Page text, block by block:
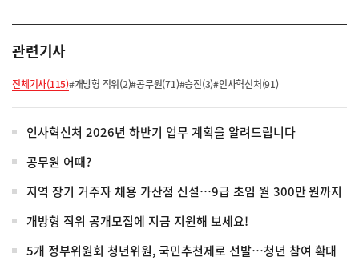
관련기사
전체기사(115)#개방형 직위(2)#공무원(71)#승진(3)#인사혁신처(91)
인사혁신처 2026년 하반기 업무 계획을 알려드립니다
공무원 어때?
지역 장기 거주자 채용 가산점 신설…9급 초임 월 300만 원까지
개방형 직위 공개모집에 지금 지원해 보세요!
5개 정부위원회 청년위원, 국민추천제로 선발…청년 참여 확대